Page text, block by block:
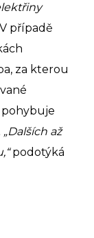
případě
za kterou
„Dalších až
podotýká